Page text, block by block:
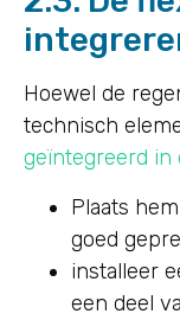
Hoewel de
technisch
geïntegreerd in
Plaats
goed
installeer
een deel